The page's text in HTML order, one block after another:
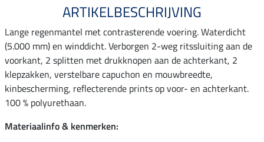
ARTIKELBESCHRIJVING
Lange regenmantel met contrasterende voering. Waterdicht
(5.000 mm) en winddicht. Verborgen 2-weg ritssluiting aan de
voorkant, 2 splitten met drukknopen aan de achterkant, 2
klepzakken, verstelbare capuchon en mouwbreedte,
kinbescherming, reflecterende prints op voor- en achterkant.
100 % polyurethaan.
Materiaalinfo & kenmerken: